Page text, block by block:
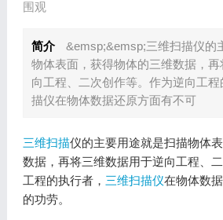
围观
简介
&emsp;&emsp;三维扫描仪的
物体表面，获得物体的三维数据，
向工程、二次创作等。作为逆向工
描仪在物体数据还原方面有不可
三维扫描仪的主要用途就是扫描物体
数据，再将三维数据用于逆向工程、
工程的执行者， 三维扫描仪在物体数
的功劳。